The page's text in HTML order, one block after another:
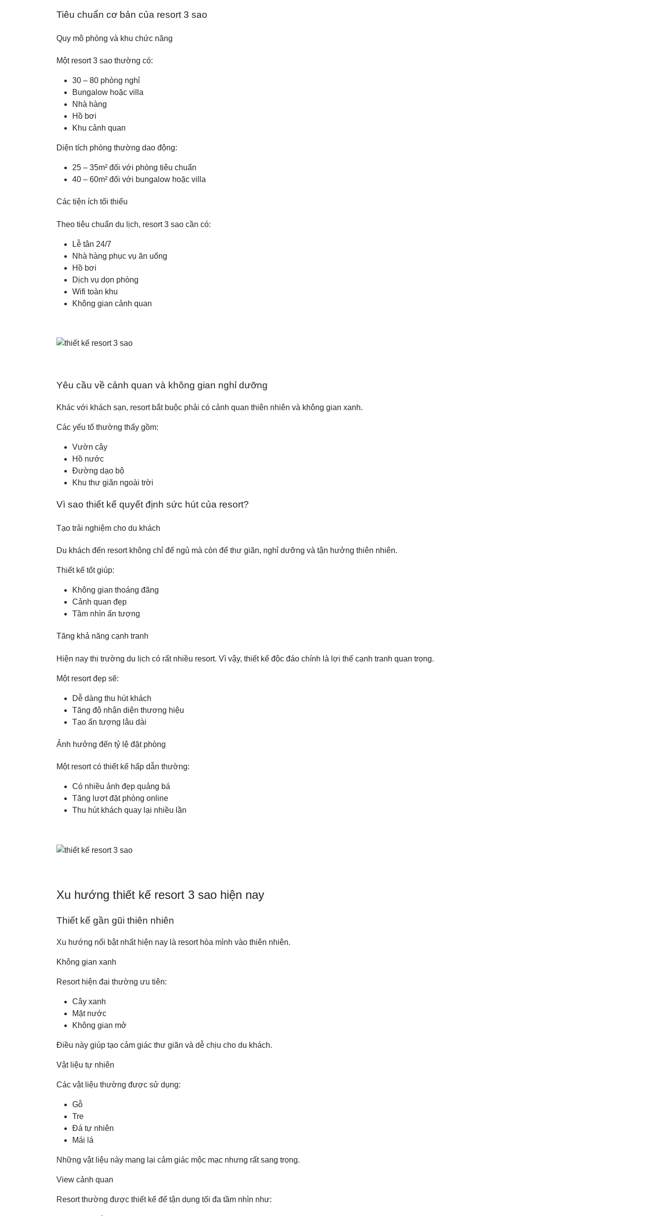
Tiêu chuẩn cơ bản của resort 3 sao
Quy mô phòng và khu chức năng
Một resort 3 sao thường có:
30 – 80 phòng nghỉ
Bungalow hoặc villa
Nhà hàng
Hồ bơi
Khu cảnh quan
Diện tích phòng thường dao động:
25 – 35m² đối với phòng tiêu chuẩn
40 – 60m² đối với bungalow hoặc villa
Các tiện ích tối thiểu
Theo tiêu chuẩn du lịch, resort 3 sao cần có:
Lễ tân 24/7
Nhà hàng phục vụ ăn uống
Hồ bơi
Dịch vụ dọn phòng
Wifi toàn khu
Không gian cảnh quan
Yêu cầu về cảnh quan và không gian nghỉ dưỡng
Khác với khách sạn, resort bắt buộc phải có cảnh quan thiên nhiên và không gian xanh.
Các yếu tố thường thấy gồm:
Vườn cây
Hồ nước
Đường dạo bộ
Khu thư giãn ngoài trời
Vì sao thiết kế quyết định sức hút của resort?
Tạo trải nghiệm cho du khách
Du khách đến resort không chỉ để ngủ mà còn để thư giãn, nghỉ dưỡng và tận hưởng thiên nhiên.
Thiết kế tốt giúp:
Không gian thoáng đãng
Cảnh quan đẹp
Tầm nhìn ấn tượng
Tăng khả năng cạnh tranh
Hiện nay thị trường du lịch có rất nhiều resort. Vì vậy, thiết kế độc đáo chính là lợi thế cạnh tranh quan trọng.
Một resort đẹp sẽ:
Dễ dàng thu hút khách
Tăng độ nhận diện thương hiệu
Tạo ấn tượng lâu dài
Ảnh hưởng đến tỷ lệ đặt phòng
Một resort có thiết kế hấp dẫn thường:
Có nhiều ảnh đẹp quảng bá
Tăng lượt đặt phòng online
Thu hút khách quay lại nhiều lần
Xu hướng thiết kế resort 3 sao hiện nay
Thiết kế gần gũi thiên nhiên
Xu hướng nổi bật nhất hiện nay là resort hòa mình vào thiên nhiên.
Không gian xanh
Resort hiện đại thường ưu tiên:
Cây xanh
Mặt nước
Không gian mở
Điều này giúp tạo cảm giác thư giãn và dễ chịu cho du khách.
Vật liệu tự nhiên
Các vật liệu thường được sử dụng:
Gỗ
Tre
Đá tự nhiên
Mái lá
Những vật liệu này mang lại cảm giác mộc mạc nhưng rất sang trọng.
View cảnh quan
Resort thường được thiết kế để tận dụng tối đa tầm nhìn như: